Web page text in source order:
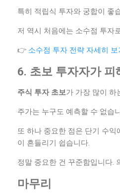
특히 적립식 투자와 궁합이 좋
저 역시 처음에는 소수점 투자
👉 소수점 투자 전략 자세히 보
6. 초보 투자자가 피
주식 투자 초보가 가장 많이 하
주가는 누구도 예측할 수 없습
또 하나 중요한 점은 단기 수
이 흔들리기 쉽습니다.
정말 중요한 건 꾸준함입니다.
마무리